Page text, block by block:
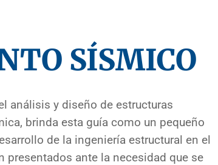
SÍSMICO
análisis y diseño de estructuras
brinda esta guía como un pequeño
de la ingeniería estructural en el
presentados ante la necesidad que se